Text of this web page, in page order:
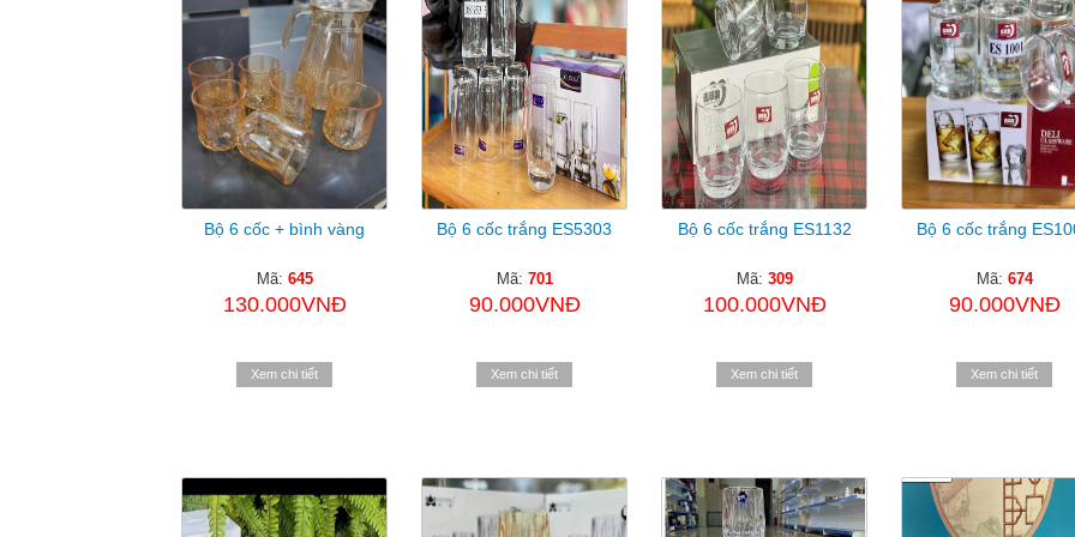
Bộ 6 cốc + bình vàng
Mã: 645
130.000VNĐ
Xem chi tiết
Bộ 6 cốc trắng ES5303
Mã: 701
90.000VNĐ
Xem chi tiết
Bộ 6 cốc trắng ES1132
Mã: 309
100.000VNĐ
Xem chi tiết
Bộ 6 cốc trắng
Mã: 674
90.000VNĐ
Xem chi tiết